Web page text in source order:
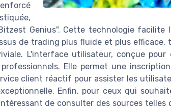
Genius". Cette technologie facilite
de trading plus fluide et plus
L'interface utilisateur, conçue
Elle permet une
client réactif pour assister les
Enfin, pour ceux qui
de consulter des sources telles